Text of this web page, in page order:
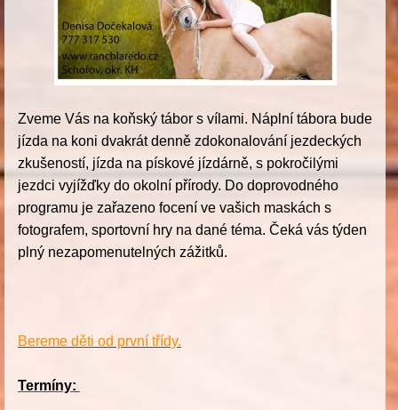
Zveme Vás na koňský tábor s vílami. Náplní tábora bude
jízda na koni dvakrát denně zdokonalování jezdeckých
zkušeností, jízda na pískové jízdárně, s pokročilými
jezdci vyjížďky do okolní přírody. Do doprovodného
programu je zařazeno focení ve vašich maskách s
fotografem, sportovní hry na dané téma. Čeká vás týden
plný nezapomenutelných zážitků.
Bereme děti od první třídy.
Termíny: